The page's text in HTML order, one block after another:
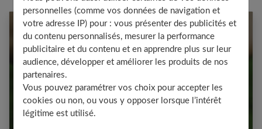
personnelles (comme vos données de navigation et
votre adresse IP) pour : vous présenter des publicités et
du contenu personnalisés, mesurer la performance
publicitaire et du contenu et en apprendre plus sur leur
audience, développer et améliorer les produits de nos
partenaires.
Vous pouvez paramétrer vos choix pour accepter les
cookies ou non, ou vous y opposer lorsque l’intérêt
légitime est utilisé.